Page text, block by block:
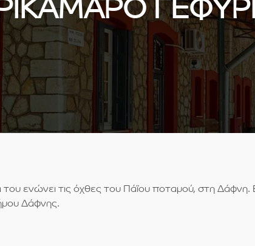
ενώνει τις όχθες του Πάϊου ποταμού, στη
Δάφνης.